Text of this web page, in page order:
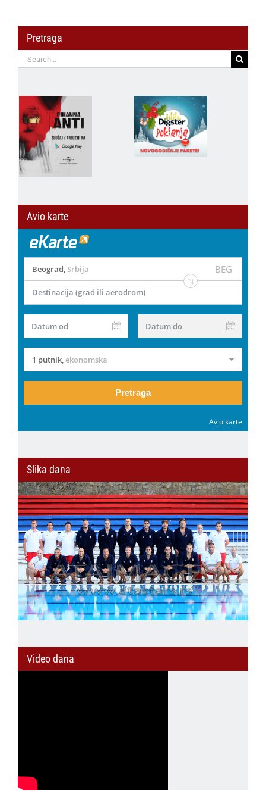
Pretraga
Search
for:
Avio karte
Beograd, Srbija BEG
Destinacija (grad ili aerodrom)
Datum od Datum do
1 putnik,ekonomska
Pretraga
Avio karte
Slika dana
Video dana